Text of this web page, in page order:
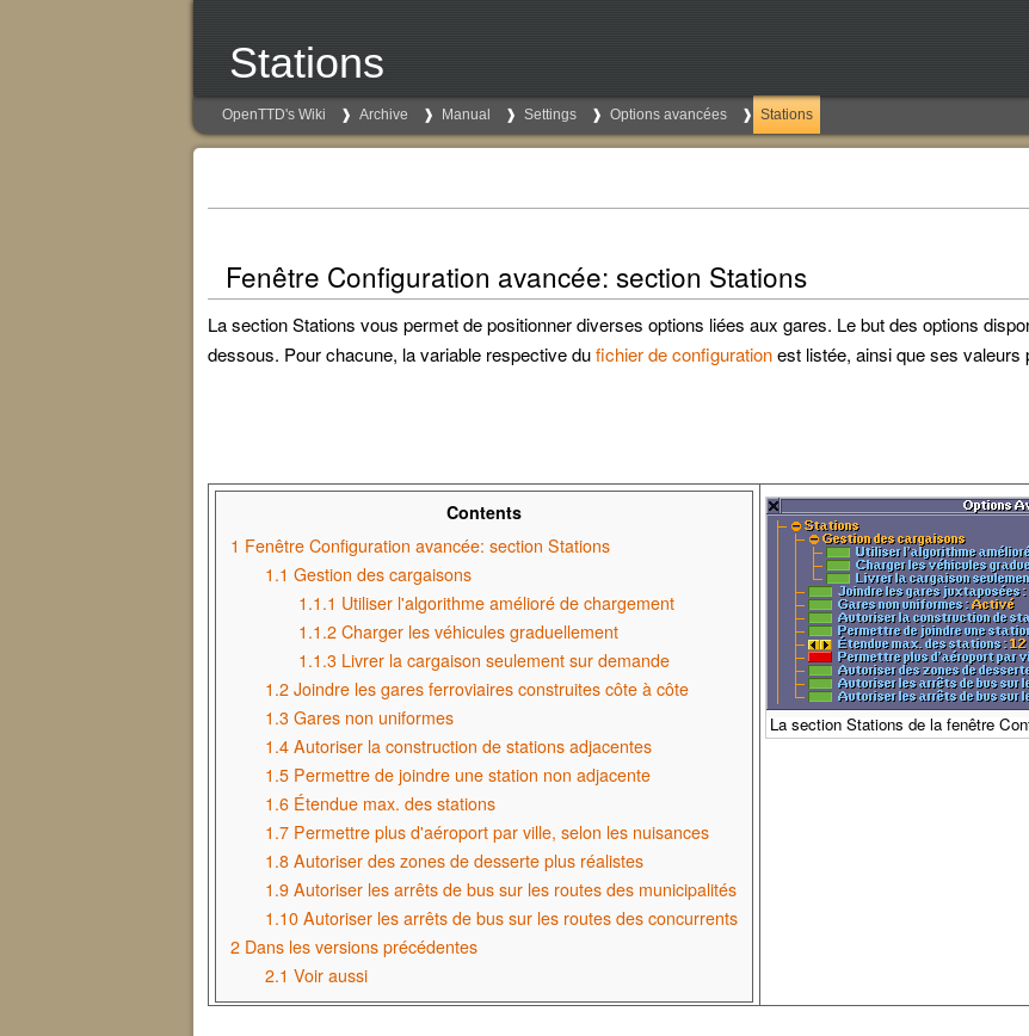
Stations
OpenTTD's Wiki Archive Manual Settings Options avancées Stations
Fenêtre Configuration avancée: section Stations
La section Stations vous permet de positionner diverses options liées aux gares. Le but des options
dessous. Pour chacune, la variable respective dufichier de configurationest listée, ainsi que ses valeurs
Contents
1 Fenêtre Configuration avancée: section Stations
1.1 Gestion des cargaisons
1.1.1 Utiliser l'algorithme amélioré de chargement
1.1.2 Charger les véhicules graduellement
1.1.3 Livrer la cargaison seulement sur demande
1.2 Joindre les gares ferroviaires construites côte à côte
1.3 Gares non uniformes
1.4 Autoriser la construction de stations adjacentes
1.5 Permettre de joindre une station non adjacente
1.6 Étendue max. des stations
1.7 Permettre plus d'aéroport par ville, selon les nuisances
1.8 Autoriser des zones de desserte plus réalistes
1.9 Autoriser les arrêts de bus sur les routes des municipalités
1.10 Autoriser les arrêts de bus sur les routes des concurrents
2 Dans les versions précédentes
2.1 Voir aussi
La section Stations de la fenêtre